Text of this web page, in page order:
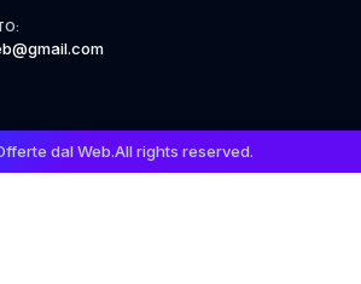
dal Web.All rights reserved.